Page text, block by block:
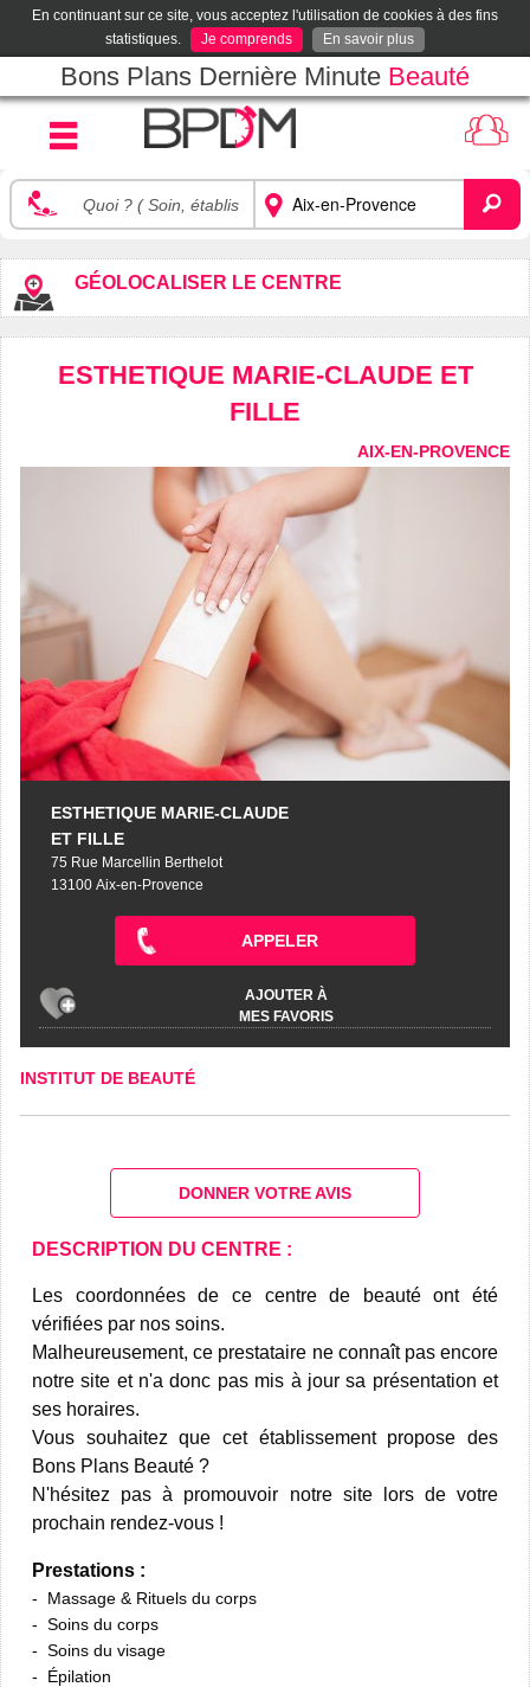
En continuant sur ce site, vous acceptez l'utilisation de cookies à des fins
statistiques.
Je comprends En savoir plus
Bons Plans Dernière Minute Beauté
GÉOLOCALISER LE CENTRE
ESTHETIQUE MARIE-CLAUDE ET
FILLE
AIX-EN-PROVENCE
ESTHETIQUE MARIE-CLAUDE
ET FILLE
75 Rue Marcellin Berthelot
13100 Aix-en-Provence
APPELER
AJOUTER À
MES FAVORIS
INSTITUT DE BEAUTÉ
DONNER VOTRE AVIS
DESCRIPTION DU CENTRE :
Les coordonnées de ce centre de beauté ont été
vérifiées par nos soins.
Malheureusement, ce prestataire ne connaît pas encore
notre site et n'a donc pas mis à jour sa présentation et
ses horaires.
Vous souhaitez que cet établissement propose des
Bons Plans Beauté ?
N'hésitez pas à promouvoir notre site lors de votre
prochain rendez-vous !
Prestations :
Massage & Rituels du corps
Soins du corps
Soins du visage
Épilation